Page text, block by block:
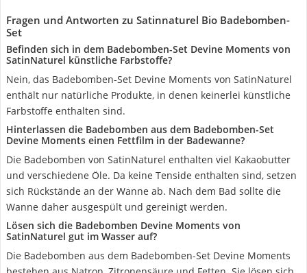
Fragen und Antworten zu Satinnaturel Bio Badebomben-
Set
Befinden sich in dem Badebomben-Set Devine Moments von
SatinNaturel künstliche Farbstoffe?
Nein, das Badebomben-Set Devine Moments von SatinNaturel
enthält nur natürliche Produkte, in denen keinerlei künstliche
Farbstoffe enthalten sind.
Hinterlassen die Badebomben aus dem Badebomben-Set
Devine Moments einen Fettfilm in der Badewanne?
Die Badebomben von SatinNaturel enthalten viel Kakaobutter
und verschiedene Öle. Da keine Tenside enthalten sind, setzen
sich Rückstände an der Wanne ab. Nach dem Bad sollte die
Wanne daher ausgespült und gereinigt werden.
Lösen sich die Badebomben Devine Moments von
SatinNaturel gut im Wasser auf?
Die Badebomben aus dem Badebomben-Set Devine Moments